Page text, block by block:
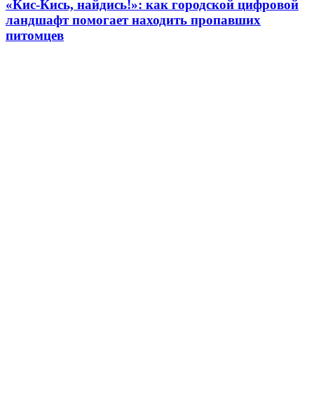
«Кис-Кись, найдись!»: как городской цифровой
ландшафт помогает находить пропавших
питомцев